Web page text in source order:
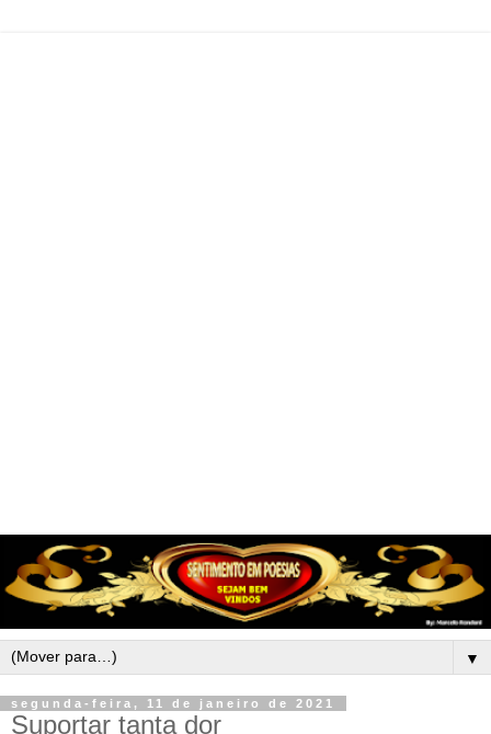
▼
segunda-feira, 11 de janeiro de 2021
Suportar tanta dor